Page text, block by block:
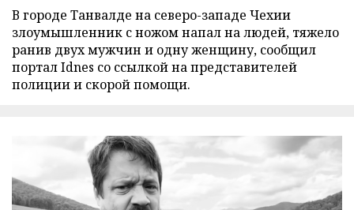
В городе Танвалде на северо-западе Чехии
злоумышленник с ножом напал на людей, тяжело
ранив двух мужчин и одну женщину, сообщил
портал Idnes со ссылкой на представителей
полиции и скорой помощи.